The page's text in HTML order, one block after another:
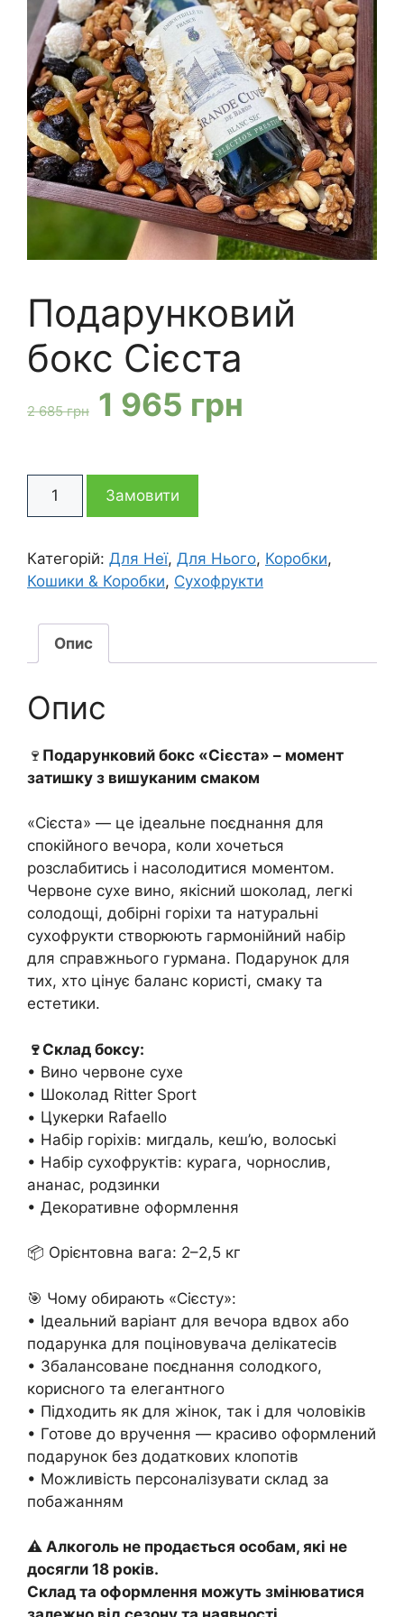
Подарунковий
бокс Сієста
2 685грн Оригінальна
2
685 грн
1 965 грн
965 грн
Подарунковий
кількість
Замовити
Категорій: Для Неї, Для Нього, Коробки,
Кошики & Коробки, Сухофрукти
Опис
Опис
🍷 Подарунковий бокс «Сієста» – момент
затишку з вишуканим смаком
«Сієста» — це ідеальне поєднання для
спокійного вечора, коли хочеться
розслабитись і насолодитися моментом.
Червоне сухе вино, якісний шоколад, легкі
солодощі, добірні горіхи та натуральні
сухофрукти створюють гармонійний набір
для справжнього гурмана. Подарунок для
тих, хто цінує баланс користі, смаку та
естетики.
🍷Склад боксу:
• Вино червоне сухе
• Шоколад Ritter Sport
• Цукерки Rafaello
• Набір горіхів: мигдаль, кеш’ю, волоські
• Набір сухофруктів: курага, чорнослив,
ананас, родзинки
• Декоративне оформлення
📦 Орієнтовна вага: 2–2,5 кг
🎯 Чому обирають «Сієсту»:
• Ідеальний варіант для вечора вдвох або
подарунка для поціновувача делікатесів
• Збалансоване поєднання солодкого,
корисного та елегантного
• Підходить як для жінок, так і для чоловіків
• Готове до вручення — красиво оформлений
подарунок без додаткових клопотів
• Можливість персоналізувати склад за
побажанням
⚠️ Алкоголь не продається особам, які не
досягли 18 років.
Склад та оформлення можуть змінюватися